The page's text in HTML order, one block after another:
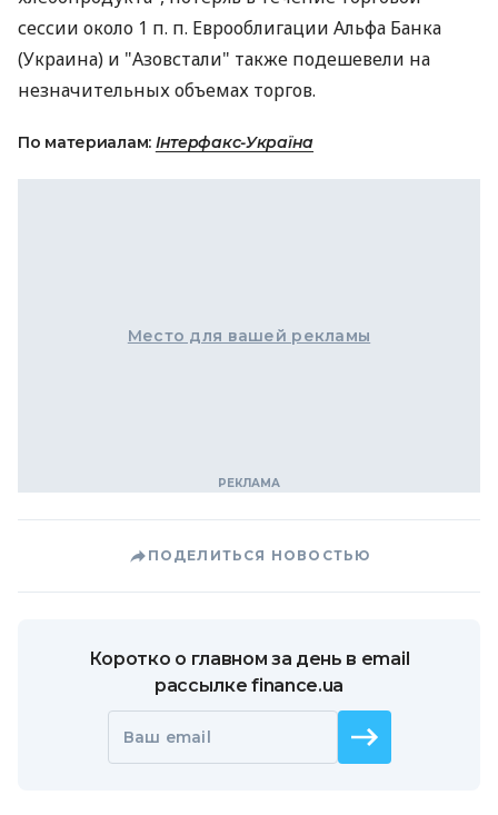
сессии около 1 п. п. Еврооблигации Альфа Банка
(Украина) и "Азовстали" также подешевели на
незначительных объемах торгов.
По материалам: Інтерфакс-Україна
Место для вашей рекламы
ПОДЕЛИТЬСЯ НОВОСТЬЮ
Коротко о главном за день в email
рассылке finance.ua
Ваш email